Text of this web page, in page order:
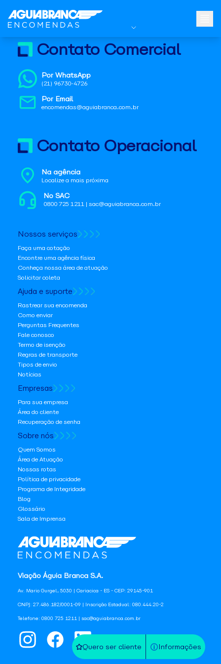
Quero ser cliente Informações
Viação Águia Branca S.A.
Av. Mario Gurgel, 5030 | Cariacica - ES - CEP: 29145-901
CNPJ: 27.486.182/0001-09 | Inscrição Estadual: 080.444.20-2
Telefone: 0800 725 1211 | sac@aguiabranca.com.br
Contato Comercial
Por WhatsApp
(21) 96730-4726
Por Email
encomendas@aguiabranca.com.br
Contato Operacional
Na agência
Localize a mais próxima
No SAC
0800 725 1211 | sac@aguiabranca.com.br
Nossos serviços
Faça uma cotação
Encontre uma agência física
Conheça nossa área de atuação
Solicitar coleta
Ajuda e suporte
Rastrear sua encomenda
Como enviar
Perguntas Frequentes
Fale conosco
Termo de isenção
Regras de transporte
Tipos de envio
Notícias
Empresas
Para sua empresa
Área do cliente
Recuperação de senha
Sobre nós
Quem Somos
Área de Atuação
Nossas rotas
Política de privacidade
Programa de Integridade
Blog
Glossário
Sala de Imprensa